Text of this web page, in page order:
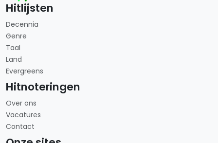
Hitlijsten
Decennia
Genre
Taal
Land
Evergreens
Hitnoteringen
Over ons
Vacatures
Contact